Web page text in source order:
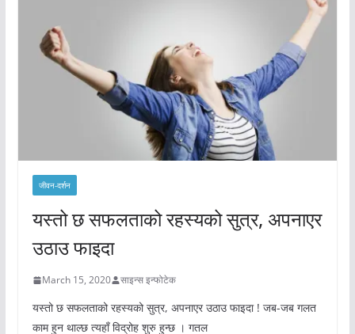
जीवन-दर्शन
यस्तो छ सफलताको रहस्यको सुत्र, अपनाएर
उठाउ फाइदा
March 15, 2020 साइन्स इन्फोटेक
यस्तो छ सफलताको रहस्यको सुत्र, अपनाएर उठाउ फाइदा ! जब-जब गलत
काम हुन थाल्छ त्यहाँ विद्रोह शुरु हुन्छ । गतल